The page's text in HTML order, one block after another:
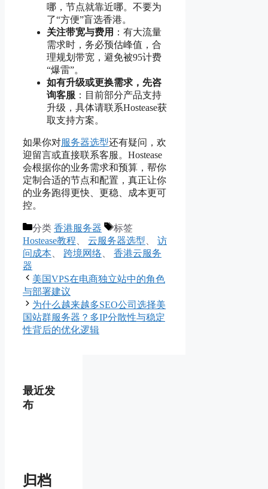
哪，节点就靠近哪。不要为
了“方便”盲选香港。
关注带宽与费用 ：有大流量
需求时，务必预估峰值，合
理规划带宽，避免被95计费
“爆雷”。
如有升级或更换需求，先咨
询客服 ：目前部分产品支持
升级，具体请联系Hostease获
取支持方案。
如果你对服务器选型还有疑问，欢
迎留言或直接联系客服。Hostease
会根据你的业务需求和预算，帮你
定制合适的节点和配置，真正让你
的业务跑得更快、更稳、成本更可
控。
分类 香港服务器
标签
Hostease教程
云服务器选型
访
问成本
跨境网络
香港云服务
器
美国VPS在电商独立站中的角色
与部署建议
为什么越来越多SEO公司选择美
国站群服务器？多IP分散性与稳定
性背后的优化逻辑
最近发
布
归档